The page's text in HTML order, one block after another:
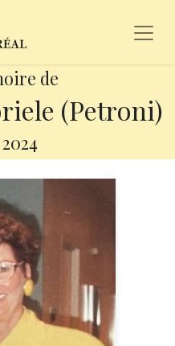
de
(Petroni)
2024